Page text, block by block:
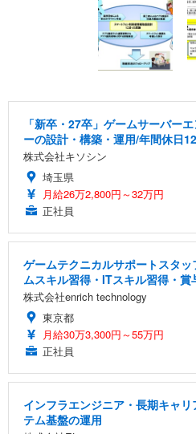
「新卒・27卒」ゲームサーバー
ーの設計・構築・運用/年間休日
株式会社キソシン
埼玉県
月給26万2,800円～32万円
正社員
ゲームテクニカルサポートスタ
ムスキル習得・ITスキル習得・
株式会社enrich technology
東京都
月給30万3,300円～55万円
正社員
インフラエンジニア・長期キャ
テム基盤の運用